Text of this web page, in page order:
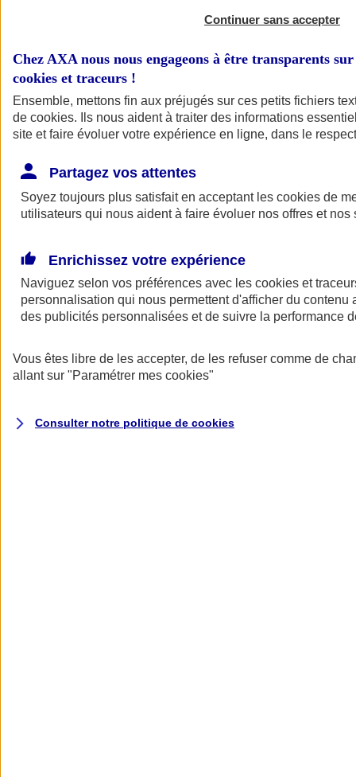
AXA Assurance
Continuer sans accepter
Chez AXA nous nous engageons à être transparents
cookies et traceurs !
Ensemble, mettons fin aux préjugés sur ces petits fichiers
de cookies. Ils nous aident à traiter des informations
site et faire évoluer votre expérience en ligne, dans le
Partagez vos attentes
Soyez toujours plus satisfait en acceptant les cookies de
utilisateurs qui nous aident à faire évoluer nos offres et nos
Enrichissez votre expérience
Naviguez selon vos préférences avec les cookies et
personnalisation qui nous permettent d'afficher du contenu
des publicités personnalisées et de suivre la performance
Vous êtes libre de les accepter, de les refuser comme de
allant sur "Paramétrer mes cookies"
Consulter notre politique de cookies